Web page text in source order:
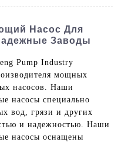
Насос Для
Заводы
Pump Industry
мощных
насосов. Наши
насосы специально
вод, грязи и других
и надежностью. Наши
насосы оснащены